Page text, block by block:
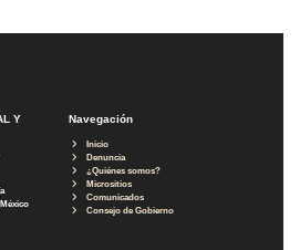
Y
Navegación
Inicio
Denuncia
¿Quiénes somos?
Micrositios
Comunicados
Consejo de Gobierno